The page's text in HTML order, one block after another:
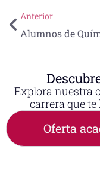
Anterior
Explora nuestra
carrera que
Oferta